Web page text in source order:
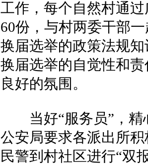
工作，每个自然村通
60份，与村两委干部
换届选举的政策法规
换届选举的自觉性和
良好的氛围。
当好“服务员”，精
公安局要求各派出所
民警到村社区进行“双